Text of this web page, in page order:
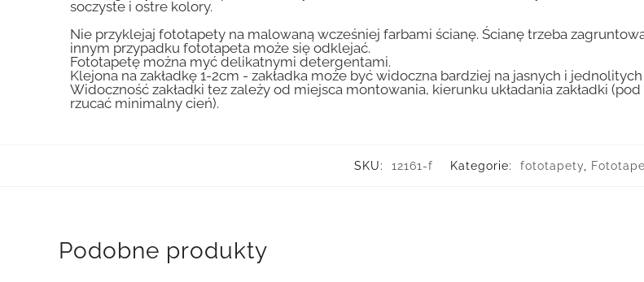
soczyste i ostre kolory.
Nie przyklejaj fototapety na malowaną wcześniej farbami ścianę. Ścianę trzeba
innym przypadku fototapeta może się odklejać.
Fototapetę można myć delikatnymi detergentami.
Klejona na zakładkę 1-2cm - zakładka może być widoczna bardziej na jasnych i
Widoczność zakładki tez zależy od miejsca montowania, kierunku układania zakładki
rzucać minimalny cień).
SKU: 12161-f Kategorie: fototapety,
Podobne produkty